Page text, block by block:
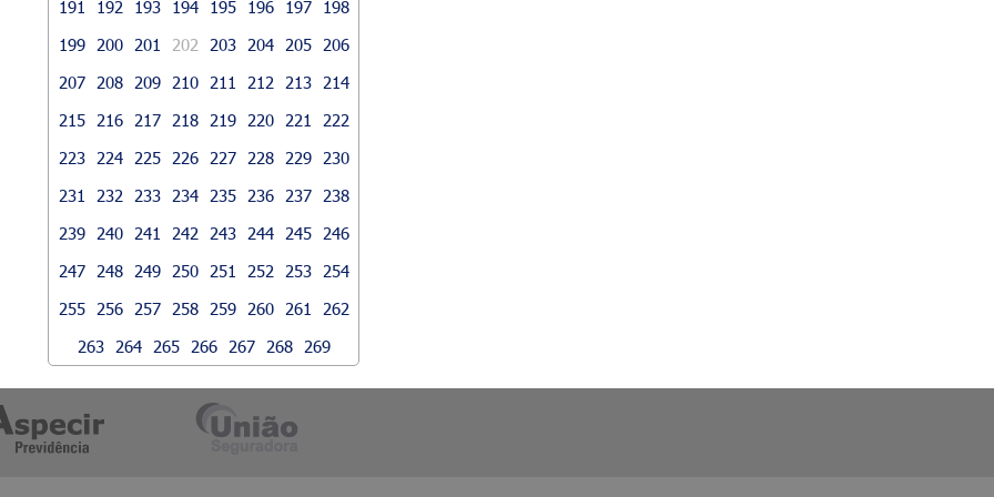
191
192 193 194 195 196 197
198
199
200 201 202 203 204 205
206
207
208 209 210 211 212 213
214
215
216 217 218 219 220 221
222
223
224 225 226 227 228 229
230
231
232 233 234 235 236 237
238
239
240 241 242 243 244 245
246
247
248 249 250 251 252 253
254
255
256 257 258 259 260 261
262
263
264 265 266 267 268 269